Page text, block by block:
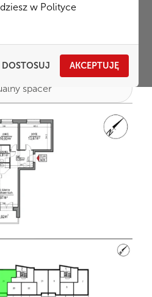
w Polityce
DOSTOSUJ AKCEPTUJĘ
3D
spacer